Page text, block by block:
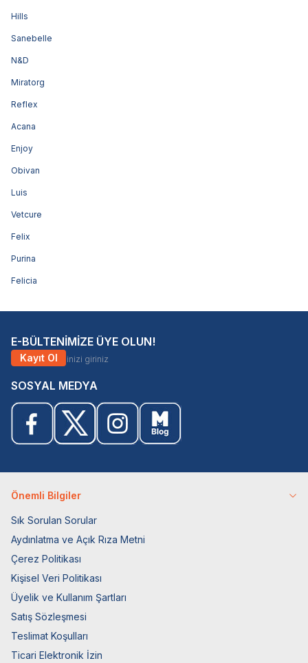
Hills
Sanebelle
N&D
Miratorg
Reflex
Acana
Enjoy
Obivan
Luis
Vetcure
Felix
Purina
Felicia
E-BÜLTENİMİZE ÜYE OLUN!
Kayıt Ol
SOSYAL MEDYA
Önemli Bilgiler
Sık Sorulan Sorular
Aydınlatma ve Açık Rıza Metni
Çerez Politikası
Kişisel Veri Politikası
Üyelik ve Kullanım Şartları
Satış Sözleşmesi
Teslimat Koşulları
Ticari Elektronik İzin